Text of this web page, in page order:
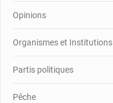
Opinions
Organismes et Institutions
Partis politiques
Pêche